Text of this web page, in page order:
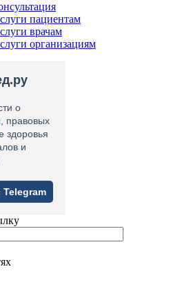
пациентам
врачам
организациям
о
правовых
здоровья
и
Telegram